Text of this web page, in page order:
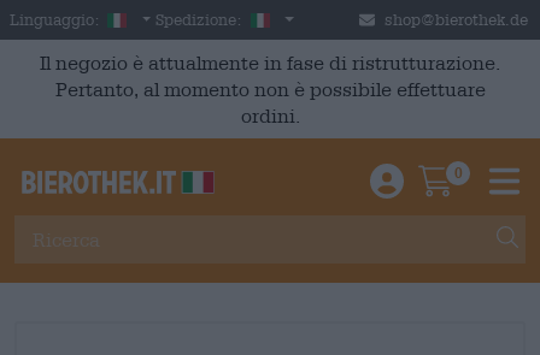
Skip to main content
Linguaggio: Italian
Spedizione: Italia shop@bierothek.de
Il negozio è attualmente in fase di ristrutturazione.
Pertanto, al momento non è possibile effettuare
ordini.
Einloggen /
0